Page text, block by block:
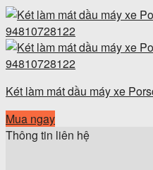
Két làm mát dầu máy xe
Mua ngay
Thông tin liên hệ